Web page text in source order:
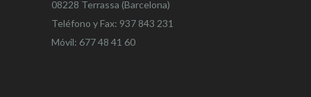
08228 Terrassa (Barcelona)
Teléfono y Fax: 937 843 231
Móvil: 677 48 41 60